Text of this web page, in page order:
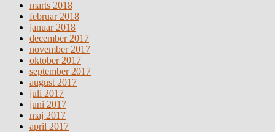
marts 2018
februar 2018
januar 2018
december 2017
november 2017
oktober 2017
september 2017
august 2017
juli 2017
juni 2017
maj 2017
april 2017